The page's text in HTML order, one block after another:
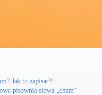
Jak to zapisać?
pisownia słowa „cham”